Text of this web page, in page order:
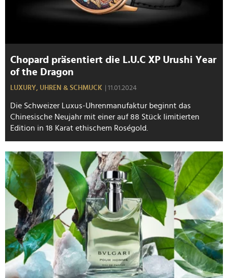
Chopard präsentiert die L.U.C XP Urushi Year
of the Dragon
LUXURY, UHREN & SCHMUCK | 11.01.2024
Die Schweizer Luxus-Uhrenmanufaktur beginnt das
Chinesische Neujahr mit einer auf 88 Stück limitierten
Edition in 18 Karat ethischem Roségold.